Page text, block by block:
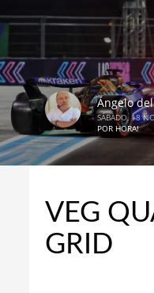
Ángelo
SÁBADO, 18
POR HORA!
VEG
GRID